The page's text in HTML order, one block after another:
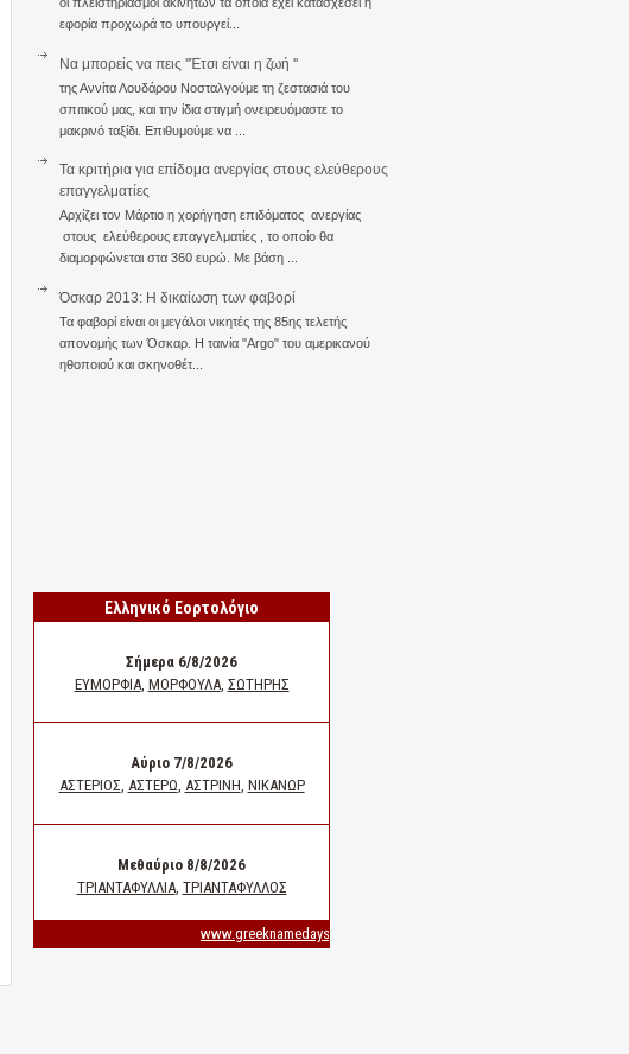
εφορία προχωρά το υπουργεί...
Να μπορείς να πεις ''Έτσι είναι η ζωή ''
της Αννίτα Λουδάρου Νοσταλγούμε τη ζεστασιά του
σπιτικού μας, και την ίδια στιγμή ονειρευόμαστε το
μακρινό ταξίδι. Επιθυμούμε να ...
Τα κριτήρια για επίδομα ανεργίας στους ελεύθερους
επαγγελματίες
Αρχίζει τον Μάρτιο η χορήγηση επιδόματος ανεργίας
στους ελεύθερους επαγγελματίες , το οποίο θα
διαμορφώνεται στα 360 ευρώ. Με βάση ...
Όσκαρ 2013: Η δικαίωση των φαβορί
Τα φαβορί είναι οι μεγάλοι νικητές της 85ης τελετής
απονομής των Όσκαρ. Η ταινία "Αrgo" του αμερικανού
ηθοποιού και σκηνοθέτ...